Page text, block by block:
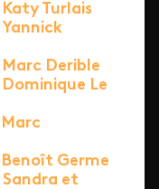
Katy Turlais
Yannick
Marc Derible
Dominique Le
Marc
Benoît Germe
Sandra et